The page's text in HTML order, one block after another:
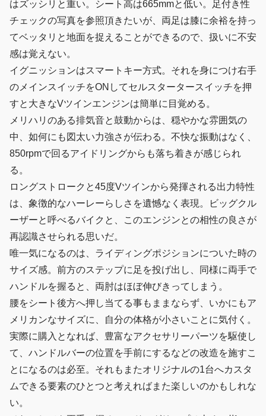
はズッシリと重い。シート高は665mmと低い。足付き性
チェックの写真を参照頂きたいが、両足は膝に余裕を持っ
てベッタリと地面を捉えることができるので、扱いに不安
感は覚えない。
イグニッションはスマートキー方式。それを身につけ右手
のメインスイッチをONしてセルスタータースイッチを押
すと大きなVツインエンジンは簡単に目覚める。
メリハリのある排気音と鼓動からは、穏やかな雰囲気の
中、如何にも図太い力強さが伝わる。不快な振動はなく、
850rpmで回るアイドリングからも落ち着きが感じられ
る。
ロングストロークと45度Vツインから発揮される出力特性
は、象徴的なハーレーらしさを遺憾なく表現。ビッグクル
ーザーと呼べるバイクと、このエンジンとの相性の良さが
再認識させられる思いだ。
唯一気になるのは、ライディングポジションについた時の
サイズ感。前方のステップに足を投げ出し、同様に両手で
ハンドルを握ると、両肘はほぼ伸びきってしまう。
腰をシート後方へ押し当てる事もままならず、いかにもア
メリカンなサイズに、自分の体格が小さいことに気付く。
実際に購入となれば、豊富なアクセサリーパーツを駆使し
て、ハンドルバーの位置を手前にするなどの改造を施すこ
とになるのは必至。それもまたオリジナルの1台へカスタ
ムできる要素のひとつと考えればまた楽しいのかもしれな
い。